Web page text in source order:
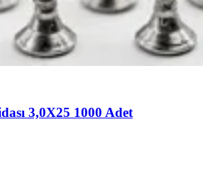
3,0X25 1000 Adet